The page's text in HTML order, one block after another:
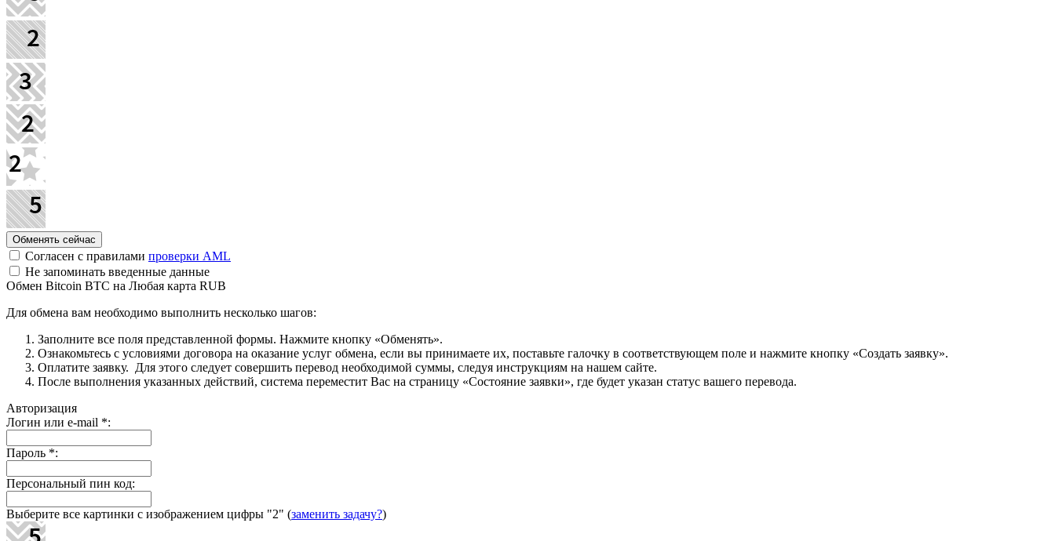
Согласен с правилами проверки AML
Не запоминать введенные данные
Обмен Bitcoin BTC на Любая карта RUB
Для обмена вам необходимо выполнить несколько шагов:
Заполните все поля представленной формы. Нажмите кнопку «Обменять».
Ознакомьтесь с условиями договора на оказание услуг обмена, если вы принимаете их, поставьте галочку в соответствующем поле и нажмите кнопку «Создать заявку».
Оплатите заявку. Для этого следует совершить перевод необходимой суммы, следуя инструкциям на нашем сайте.
После выполнения указанных действий, система переместит Вас на страницу «Состояние заявки», где будет указан статус вашего перевода.
Авторизация
Логин или e-mail *:
Пароль *:
Персональный пин код:
Выберите все картинки с изображением цифры "2" (заменить задачу?)